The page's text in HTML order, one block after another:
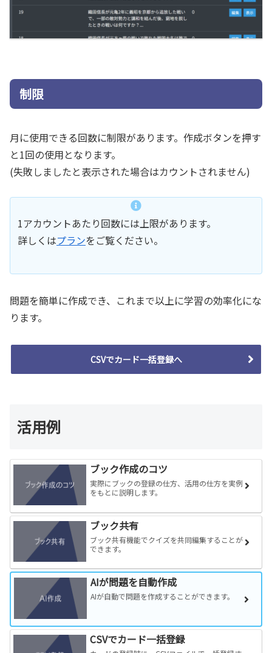
制限
月に使用できる回数に制限があります。作成ボタンを押す
と1回の使用となります。
(失敗しましたと表示された場合はカウントされません)
1アカウントあたり回数には上限があります。
詳しくはプランをご覧ください。
問題を簡単に作成でき、これまで以上に学習の効率化にな
ります。
CSVでカード一括登録へ
活用例
ブック作成のコツ
実際にブックの登録の仕方、活用の仕方を実例
をもとに説明します。
ブック共有
ブック共有機能でクイズを共同編集することが
できます。
AIが問題を自動作成
AIが自動で問題を作成することができます。
CSVでカード一括登録